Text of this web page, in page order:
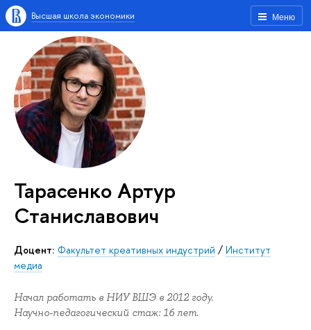
Меню
Высшая школа экономики
Тарасенко Артур
Станиславович
Доцент: Факультет креативных индустрий / Институт
медиа
Начал работать в НИУ ВШЭ в 2012 году.
Научно-педагогический стаж: 16 лет.